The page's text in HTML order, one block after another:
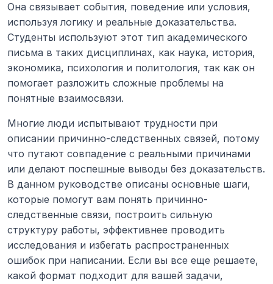
Она связывает события, поведение или условия,
используя логику и реальные доказательства.
Студенты используют этот тип академического
письма в таких дисциплинах, как наука, история,
экономика, психология и политология, так как он
помогает разложить сложные проблемы на
понятные взаимосвязи.
Многие люди испытывают трудности при
описании причинно-следственных связей, потому
что путают совпадение с реальными причинами
или делают поспешные выводы без доказательств.
В данном руководстве описаны основные шаги,
которые помогут вам понять причинно-
следственные связи, построить сильную
структуру работы, эффективнее проводить
исследования и избегать распространенных
ошибок при написании. Если вы все еще решаете,
какой формат подходит для вашей задачи,